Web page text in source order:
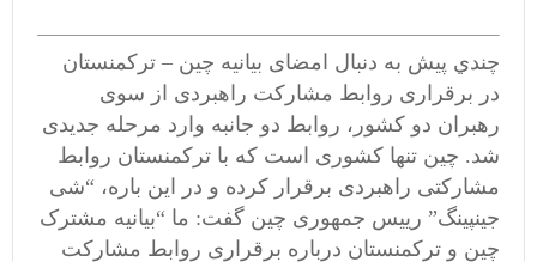
چندي پيش به دنبال امضای بیانیه چین – ترکمنستان
در برقراری روابط مشارکت راهبردی از سوی
رهبران دو کشور، روابط دو جانبه وارد مرحله جدیدی
شد. چین تنها کشوری است که با ترکمنستان روابط
مشارکتی راهبردی برقرار کرده و در این باره، “شی
جینپینگ” رییس جمهوری چین گفت: ما “بیانیه مشترک
چین و ترکمنستان درباره برقراری روابط مشارکت